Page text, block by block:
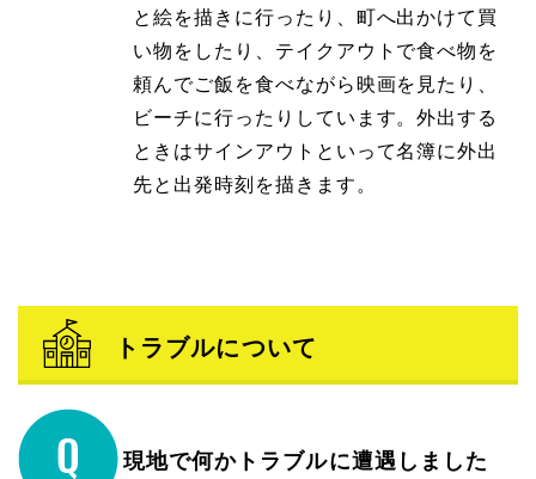
と絵を描きに行ったり、町へ出かけて買
い物をしたり、テイクアウトで食べ物を
頼んでご飯を食べながら映画を見たり、
ビーチに行ったりしています。外出する
ときはサインアウトといって名簿に外出
先と出発時刻を描きます。
トラブルについて
現地で何かトラブルに遭遇しました